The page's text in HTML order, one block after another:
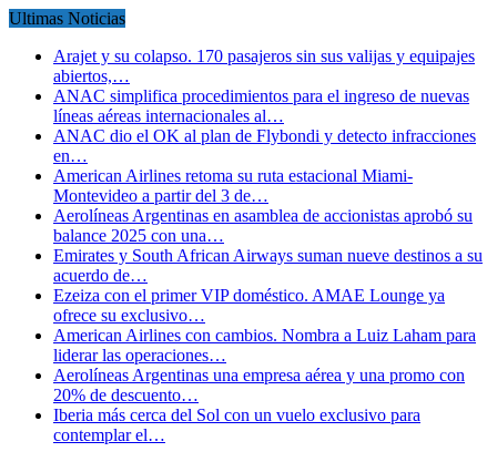
Ultimas Noticias
Arajet y su colapso. 170 pasajeros sin sus valijas y equipajes
abiertos,…
ANAC simplifica procedimientos para el ingreso de nuevas
líneas aéreas internacionales al…
ANAC dio el OK al plan de Flybondi y detecto infracciones
en…
American Airlines retoma su ruta estacional Miami-
Montevideo a partir del 3 de…
Aerolíneas Argentinas en asamblea de accionistas aprobó su
balance 2025 con una…
Emirates y South African Airways suman nueve destinos a su
acuerdo de…
Ezeiza con el primer VIP doméstico. AMAE Lounge ya
ofrece su exclusivo…
American Airlines con cambios. Nombra a Luiz Laham para
liderar las operaciones…
Aerolíneas Argentinas una empresa aérea y una promo con
20% de descuento…
Iberia más cerca del Sol con un vuelo exclusivo para
contemplar el…